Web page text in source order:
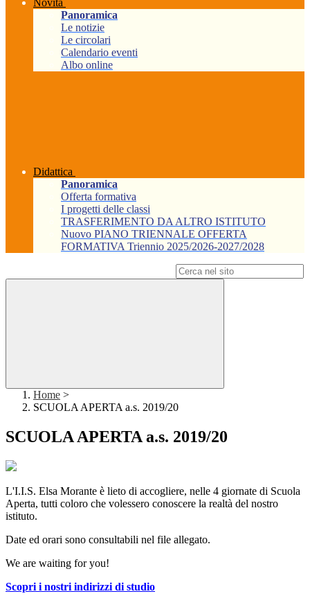
Novità
Panoramica
Le notizie
Le circolari
Calendario eventi
Albo online
Didattica
Panoramica
Offerta formativa
I progetti delle classi
TRASFERIMENTO DA ALTRO ISTITUTO
Nuovo PIANO TRIENNALE OFFERTA
FORMATIVA Triennio 2025/2026-2027/2028
Home >
SCUOLA APERTA a.s. 2019/20
SCUOLA APERTA a.s. 2019/20
L'I.I.S. Elsa Morante è lieto di accogliere, nelle 4 giornate di Scuola
Aperta, tutti coloro che volessero conoscere la realtà del nostro
istituto.
Date ed orari sono consultabili nel file allegato.
We are waiting for you!
Scopri i nostri indirizzi di studio